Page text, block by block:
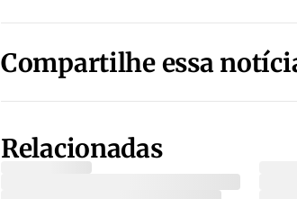
Compartilhe essa
Relacionadas